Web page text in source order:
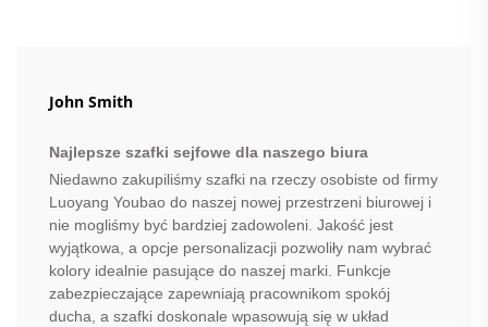
John Smith
Najlepsze szafki sejfowe dla naszego biura
Niedawno zakupiliśmy szafki na rzeczy osobiste od firmy
Luoyang Youbao do naszej nowej przestrzeni biurowej i
nie mogliśmy być bardziej zadowoleni. Jakość jest
wyjątkowa, a opcje personalizacji pozwoliły nam wybrać
kolory idealnie pasujące do naszej marki. Funkcje
zabezpieczające zapewniają pracownikom spokój
ducha, a szafki doskonale wpasowują się w układ